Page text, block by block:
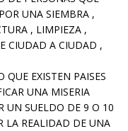
UNA SIEMBRA ,
, LIMPIEZA ,
CIUDAD A CIUDAD ,
QUE EXISTEN PAISES
UNA MISERIA
UN SUELDO DE 9 O 10
LA REALIDAD DE UNA